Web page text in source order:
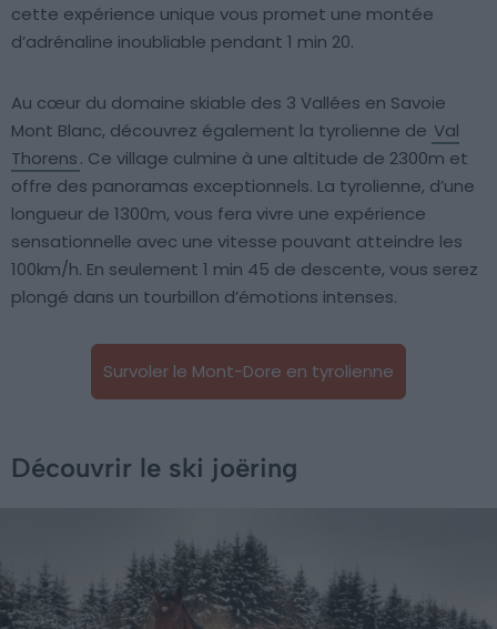
cette expérience unique vous promet une montée
d’adrénaline inoubliable pendant 1 min 20.
Au cœur du domaine skiable des 3 Vallées en Savoie
Mont Blanc, découvrez également la tyrolienne de Val
Thorens. Ce village culmine à une altitude de 2300m et
offre des panoramas exceptionnels. La tyrolienne, d’une
longueur de 1300m, vous fera vivre une expérience
sensationnelle avec une vitesse pouvant atteindre les
100km/h. En seulement 1 min 45 de descente, vous serez
plongé dans un tourbillon d’émotions intenses.
Survoler le Mont-Dore en tyrolienne
Découvrir le ski joëring